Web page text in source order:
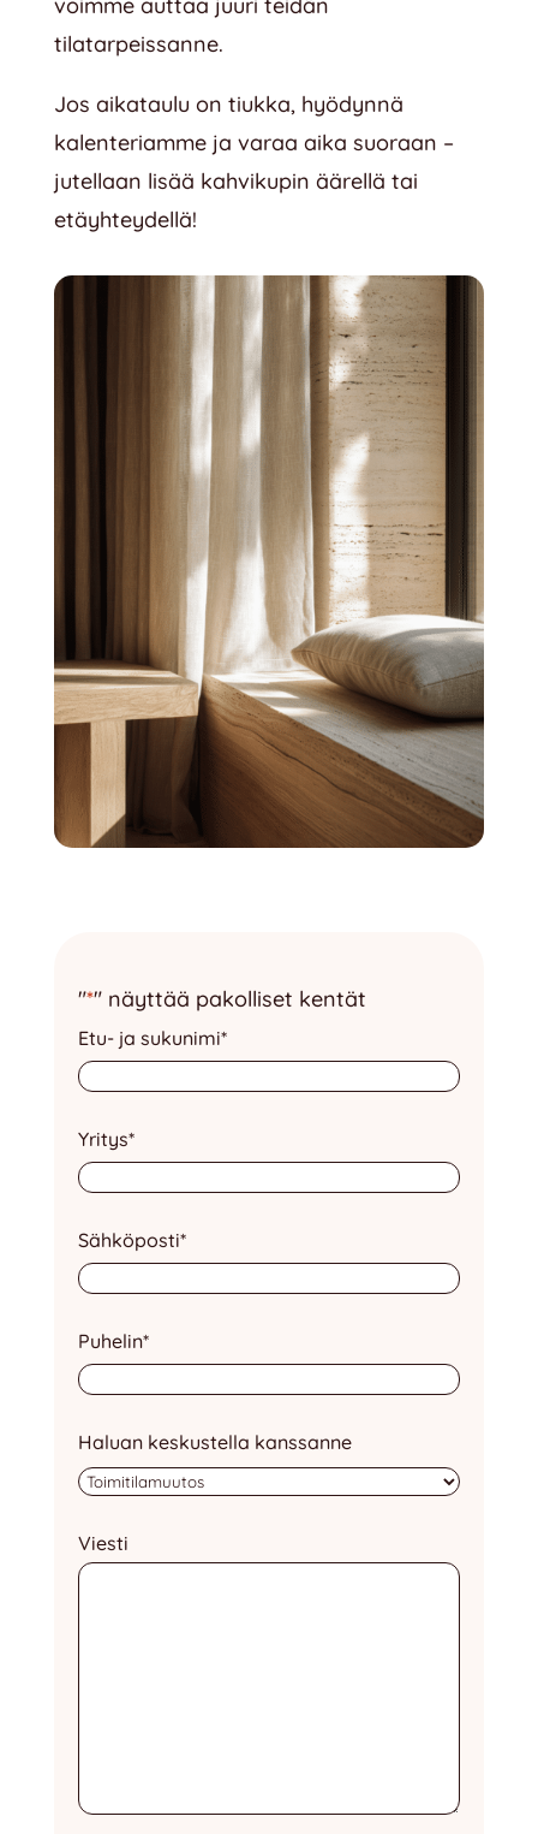
voimme auttaa juuri teidän
tilatarpeissanne.
Jos aikataulu on tiukka, hyödynnä
kalenteriamme ja varaa aika suoraan –
jutellaan lisää kahvikupin äärellä tai
etäyhteydellä!
"*" näyttää pakolliset kentät
Etu- ja sukunimi*
Yritys*
Sähköposti*
Puhelin*
Haluan keskustella kanssanne
Viesti